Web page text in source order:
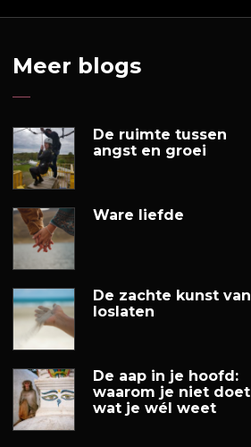
Meer blogs
De ruimte tussen
angst en groei
Ware liefde
De zachte kunst van
loslaten
De aap in je hoofd:
waarom je niet doet
wat je wél weet